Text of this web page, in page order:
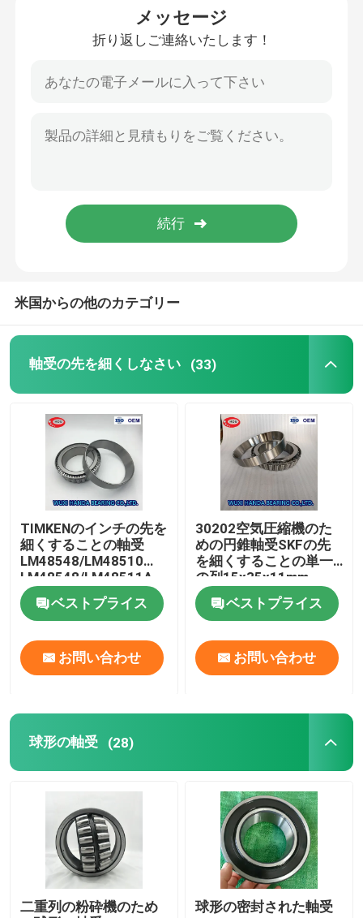
深い溝のボール ベアリング
角の接触のボール ベアリング
針の軸受
薄い壁軸受け
TIMKENの軸受
NSKのボール ベアリング
交差させた軸受
メッセージ
折り返しご連絡いたします！
米国からの他のカテゴリー
軸受の先を細くしなさい (33)
TIMKENのインチの先を
細くすることの軸受
LM48548/LM48510
LM48548/LM48511A
ベストプライス
お問い合わせ
30202空気圧縮機のた
めの円錐軸受SKFの先
を細くすることの単一
の列15x35x11mm
ベストプライス
お問い合わせ
球形の軸受 (28)
二重列の粉砕機のため
球形の密封された軸受